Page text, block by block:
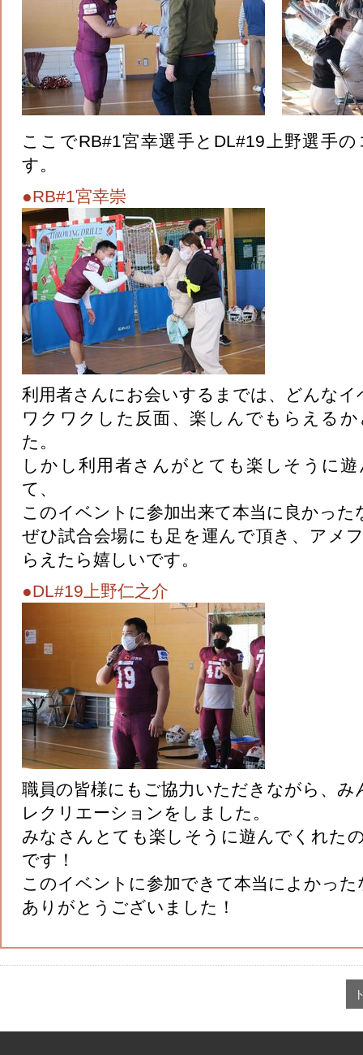
ここでRB#1宮幸選手とDL#19上野選手
す。
●RB#1宮幸崇
利用者さんにお会いするまでは、どんな
ワクワクした反面、楽しんでもらえる
た。
しかし利用者さんがとても楽しそうに
て、
このイベントに参加出来て本当に良かった
ぜひ試合会場にも足を運んで頂き、アメ
らえたら嬉しいです。
●DL#19上野仁之介
職員の皆様にもご協力いただきながら、み
レクリエーションをしました。
みなさんとても楽しそうに遊んでくれた
です！
このイベントに参加できて本当によかっ
ありがとうございました！